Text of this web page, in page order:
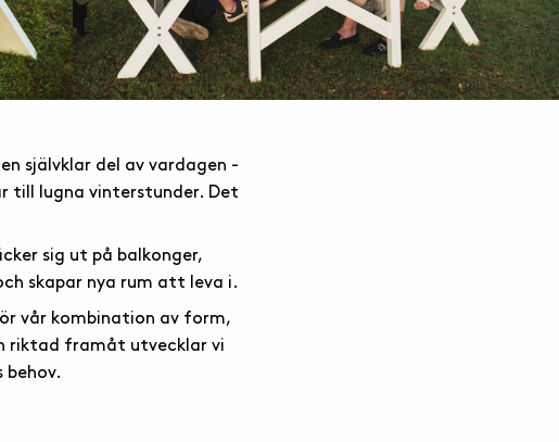
självklar del av vardagen -
till lugna vinterstunder. Det
sig ut på balkonger,
skapar nya rum att leva i.
vår kombination av form,
riktad framåt utvecklar vi
behov.